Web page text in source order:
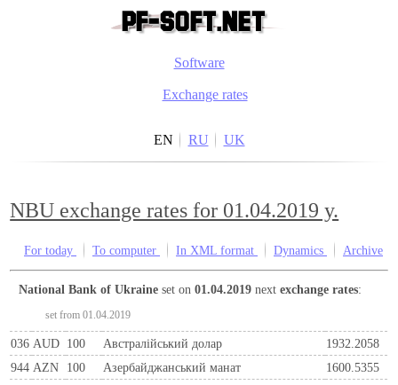
Software
Exchange rates
EN RU UK
NBU exchange rates for 01.04.2019 y.
For today To computer In XML format Dynamics Archive
National Bank of Ukraine set on01.04.2019 nextexchange rates:
set from 01.04.2019
036 AUD 100 Австралійський долар
1932.2058
944 AZN 100 Азербайджанський манат
1600.5355